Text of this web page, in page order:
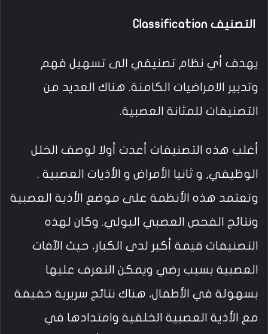
التصنيف Classification
يهدف أي نظام تصنيفي الى تسهيل فهم
وتدبير الامراضيات الكامنة. هناك العديد من
التصنيفات للمثانة العصبية.
أغلب هذه التصنيفات أعدت أولا لوصف الخلل
الوظيفي, و ثانيا الأمراض و الأذيات العصبية .
وتعتمد هذه الأنظمة على موضع الأذية العصبية
ونتائج الفحص العصبي البولي. وكان لهذه
التصنيفات قيمة أكبر لدى الكبار، حيث الآفات
العصبية بسبب رضي ويمكن التعرف عليها
بسهولة في الأطفال، هناك نتائج سريرية خفيفة
مع الأذية العصبية الخلقية وامتدادها في